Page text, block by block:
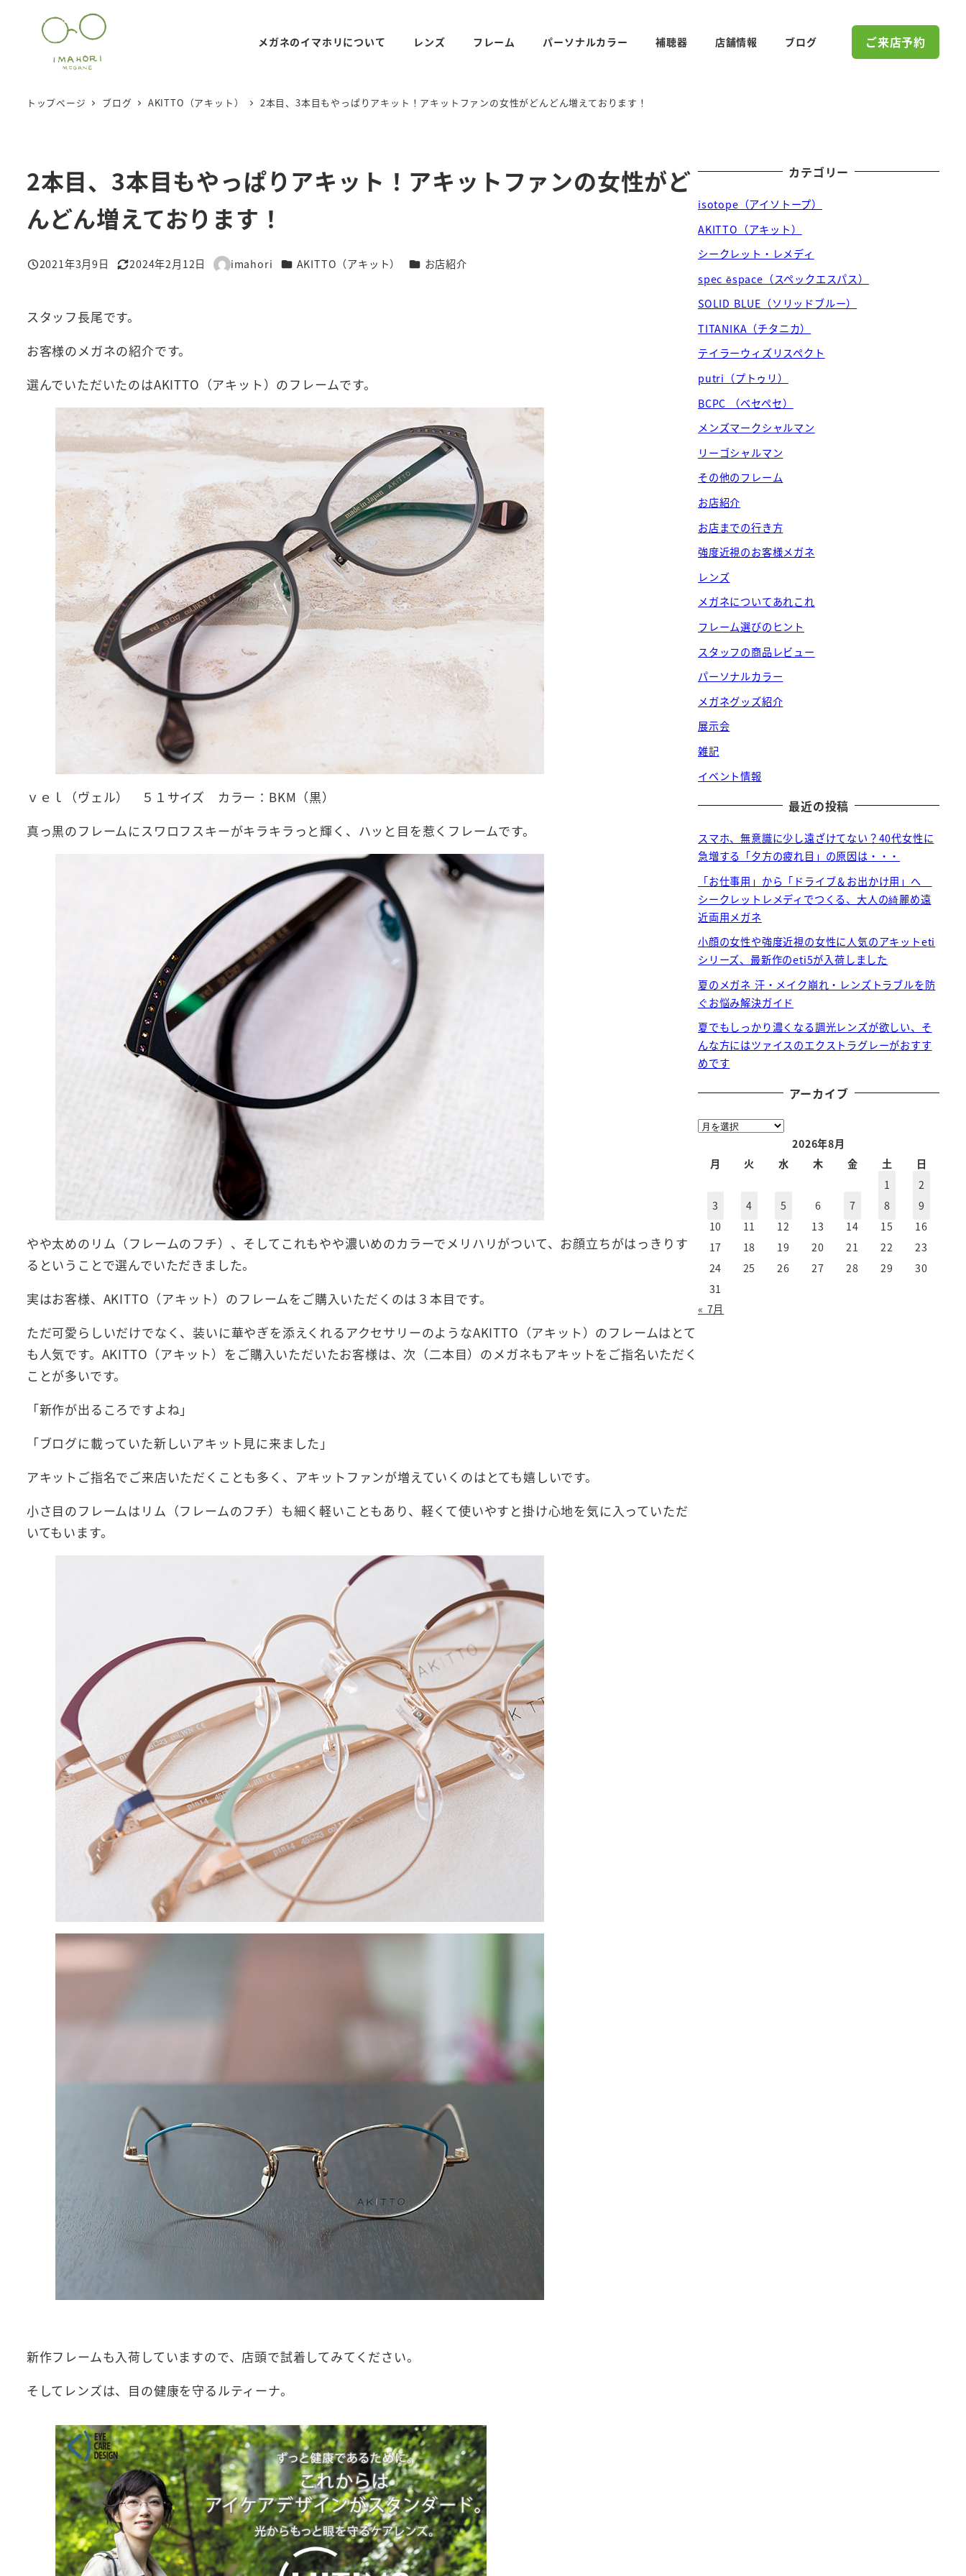
メガネのイマホリについて レンズ フレーム パーソナルカラー 補聴器 店舗情報 ブログ ご来店予約
トップページ ブログ AKITTO（アキット） 2本目、3本目もやっぱりアキット！アキットファンの女性がどんどん増えております！
2本目、3本目もやっぱりアキット！アキットファンの女性がど
んどん増えております！
投稿日
2021年3月9日
更新日
2024年2月12日
著
imahori カテゴリー
AKITTO（アキット） カテゴリー
お店紹介
スタッフ長尾です。
お客様のメガネの紹介です。
選んでいただいたのはAKITTO（アキット）のフレームです。
ｖｅｌ（ヴェル） ５１サイズ カラー：BKM（黒）
真っ黒のフレームにスワロフスキーがキラキラっと輝く、ハッと目を惹くフレームです。
やや太めのリム（フレームのフチ）、そしてこれもやや濃いめのカラーでメリハリがついて、お顔立ちがはっきりす
るということで選んでいただきました。
実はお客様、AKITTO（アキット）のフレームをご購入いただくのは３本目です。
ただ可愛らしいだけでなく、装いに華やぎを添えくれるアクセサリーのようなAKITTO（アキット）のフレームはとて
も人気です。AKITTO（アキット）をご購入いただいたお客様は、次（二本目）のメガネもアキットをご指名いただく
ことが多いです。
「新作が出るころですよね」
「ブログに載っていた新しいアキット見に来ました」
アキットご指名でご来店いただくことも多く、アキットファンが増えていくのはとても嬉しいです。
小さ目のフレームはリム（フレームのフチ）も細く軽いこともあり、軽くて使いやすと掛け心地を気に入っていただ
いてもいます。
新作フレームも入荷していますので、店頭で試着してみてください。
そしてレンズは、目の健康を守るルティーナ。
カテゴリー
isotope（アイソトープ）
AKITTO（アキット）
シークレット・レメディ
spec ēspace（スペックエスパス）
SOLID BLUE（ソリッドブルー）
TITANIKA（チタニカ）
テイラーウィズリスペクト
putri（プトゥリ）
BCPC （ベセペセ）
メンズマークシャルマン
リーゴシャルマン
その他のフレーム
お店紹介
お店までの行き方
強度近視のお客様メガネ
レンズ
メガネについてあれこれ
フレーム選びのヒント
スタッフの商品レビュー
パーソナルカラー
メガネグッズ紹介
展示会
雑記
イベント情報
最近の投稿
スマホ、無意識に少し遠ざけてない？40代女性に
急増する「夕方の疲れ目」の原因は・・・
「お仕事用」から「ドライブ＆お出かけ用」へ
シークレットレメディでつくる、大人の綺麗め遠
近両用メガネ
小顔の女性や強度近視の女性に人気のアキットeti
シリーズ、最新作のeti5が入荷しました
夏のメガネ 汗・メイク崩れ・レンズトラブルを防
ぐお悩み解決ガイド
夏でもしっかり濃くなる調光レンズが欲しい、そ
んな方にはツァイスのエクストラグレーがおすす
めです
アーカイブ
ア
2026年8月
月
火 水 木 金 土
日
1
2
3
4 5 6 7 8
9
10
11 12 13 14 15
16
17
18 19 20 21 22
23
24
25 26 27 28 29
30
31
« 7月